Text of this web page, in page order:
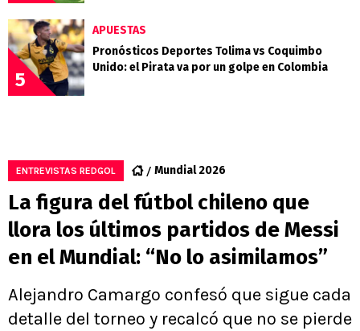
5
APUESTAS
Pronósticos Deportes Tolima vs Coquimbo
Unido: el Pirata va por un golpe en Colombia
ENTREVISTAS REDGOL Mundial 2026
La figura del fútbol chileno que
llora los últimos partidos de Messi
en el Mundial: “No lo asimilamos”
Alejandro Camargo confesó que sigue cada
detalle del torneo y recalcó que no se pierde